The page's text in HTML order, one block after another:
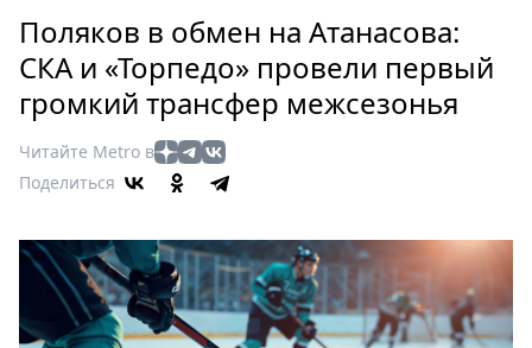
Россия
Мир
Здоровье
Туризм
Мода
Театр
Кино
Афиша
Книги
Поляков в обмен на Атанасова:
СКА и «Торпедо» провели первый
громкий трансфер межсезонья
Читайте Metro в
Поделиться